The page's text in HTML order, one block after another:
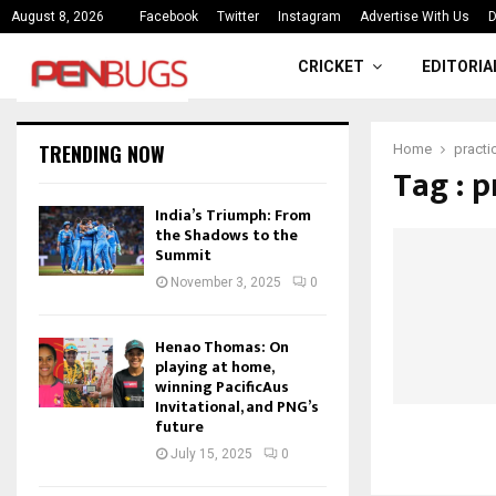
August 8, 2026 Facebook Twitter Instagram Advertise With Us
India’s Triumph: From the
CRICKET
Home
Tag :
TRENDING NOW
India’s Triumph: From
the Shadows to the
Summit
November 3, 2025 0
Henao Thomas: On
playing at home,
winning PacificAus
Invitational, and PNG’s
future
July 15, 2025 0